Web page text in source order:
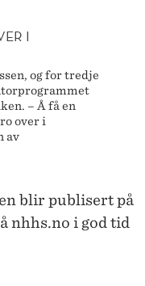
I
og for tredje
– Å få en
over i
av
blir publisert på
nhhs.no i god tid